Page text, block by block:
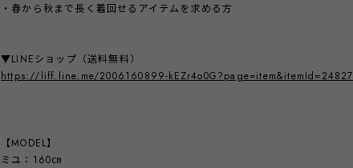
・春から秋まで長く着回せるアイテムを求める方
▼LINEショップ（送料無料）
https://liff.line.me/2006160899-kEZr4o0G?page=item&itemId=24827
【MODEL】
ミユ：160㎝